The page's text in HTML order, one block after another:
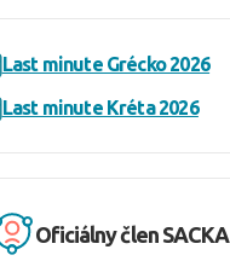
Last minute Grécko 2026
Last minute Kréta 2026
Oficiálny člen SACKA